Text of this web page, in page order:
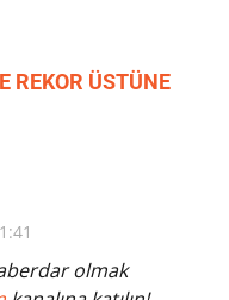
REKOR ÜSTÜNE
olmak